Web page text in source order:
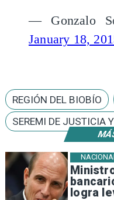
logra
— Gonzalo
January 18,
REGIÓN DEL BIOBÍO
SEREMI DE JUSTICIA